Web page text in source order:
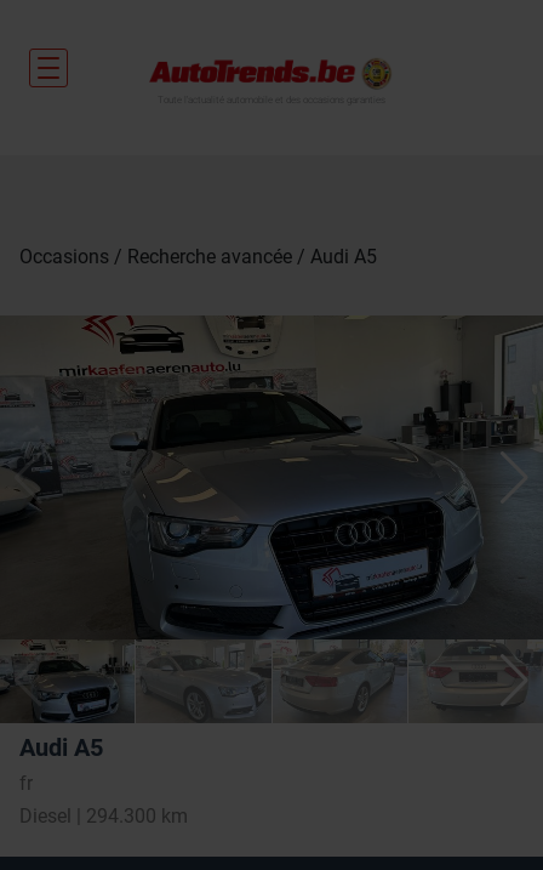
Occasions Recherche avancée Audi A5
Audi A5
fr
Diesel | 294.300 km